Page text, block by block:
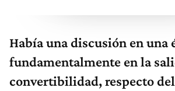
Había una discusión en una
fundamentalmente en la
convertibilidad, respecto